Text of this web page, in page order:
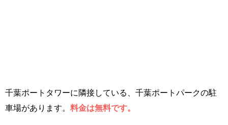
千葉ポートタワーに隣接している、千葉ポートパークの駐
車場があります。 料金は無料です。